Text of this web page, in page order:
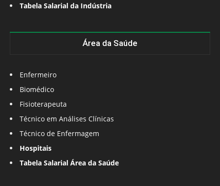
Tabela Salarial da Indústria
Área da Saúde
Enfermeiro
Biomédico
Fisioterapeuta
Técnico em Análises Clínicas
Técnico de Enfermagem
Hospitais
Tabela Salarial Área da Saúde